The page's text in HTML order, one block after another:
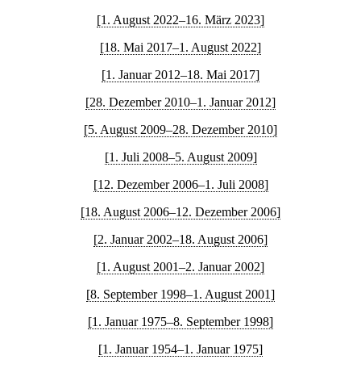
[1. August 2022–16. März 2023]
[18. Mai 2017–1. August 2022]
[1. Januar 2012–18. Mai 2017]
[28. Dezember 2010–1. Januar 2012]
[5. August 2009–28. Dezember 2010]
[1. Juli 2008–5. August 2009]
[12. Dezember 2006–1. Juli 2008]
[18. August 2006–12. Dezember 2006]
[2. Januar 2002–18. August 2006]
[1. August 2001–2. Januar 2002]
[8. September 1998–1. August 2001]
[1. Januar 1975–8. September 1998]
[1. Januar 1954–1. Januar 1975]